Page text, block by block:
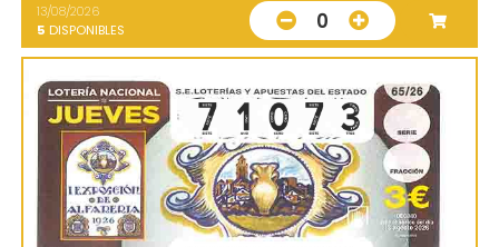
13/08/2026
5 DISPONIBLES 0